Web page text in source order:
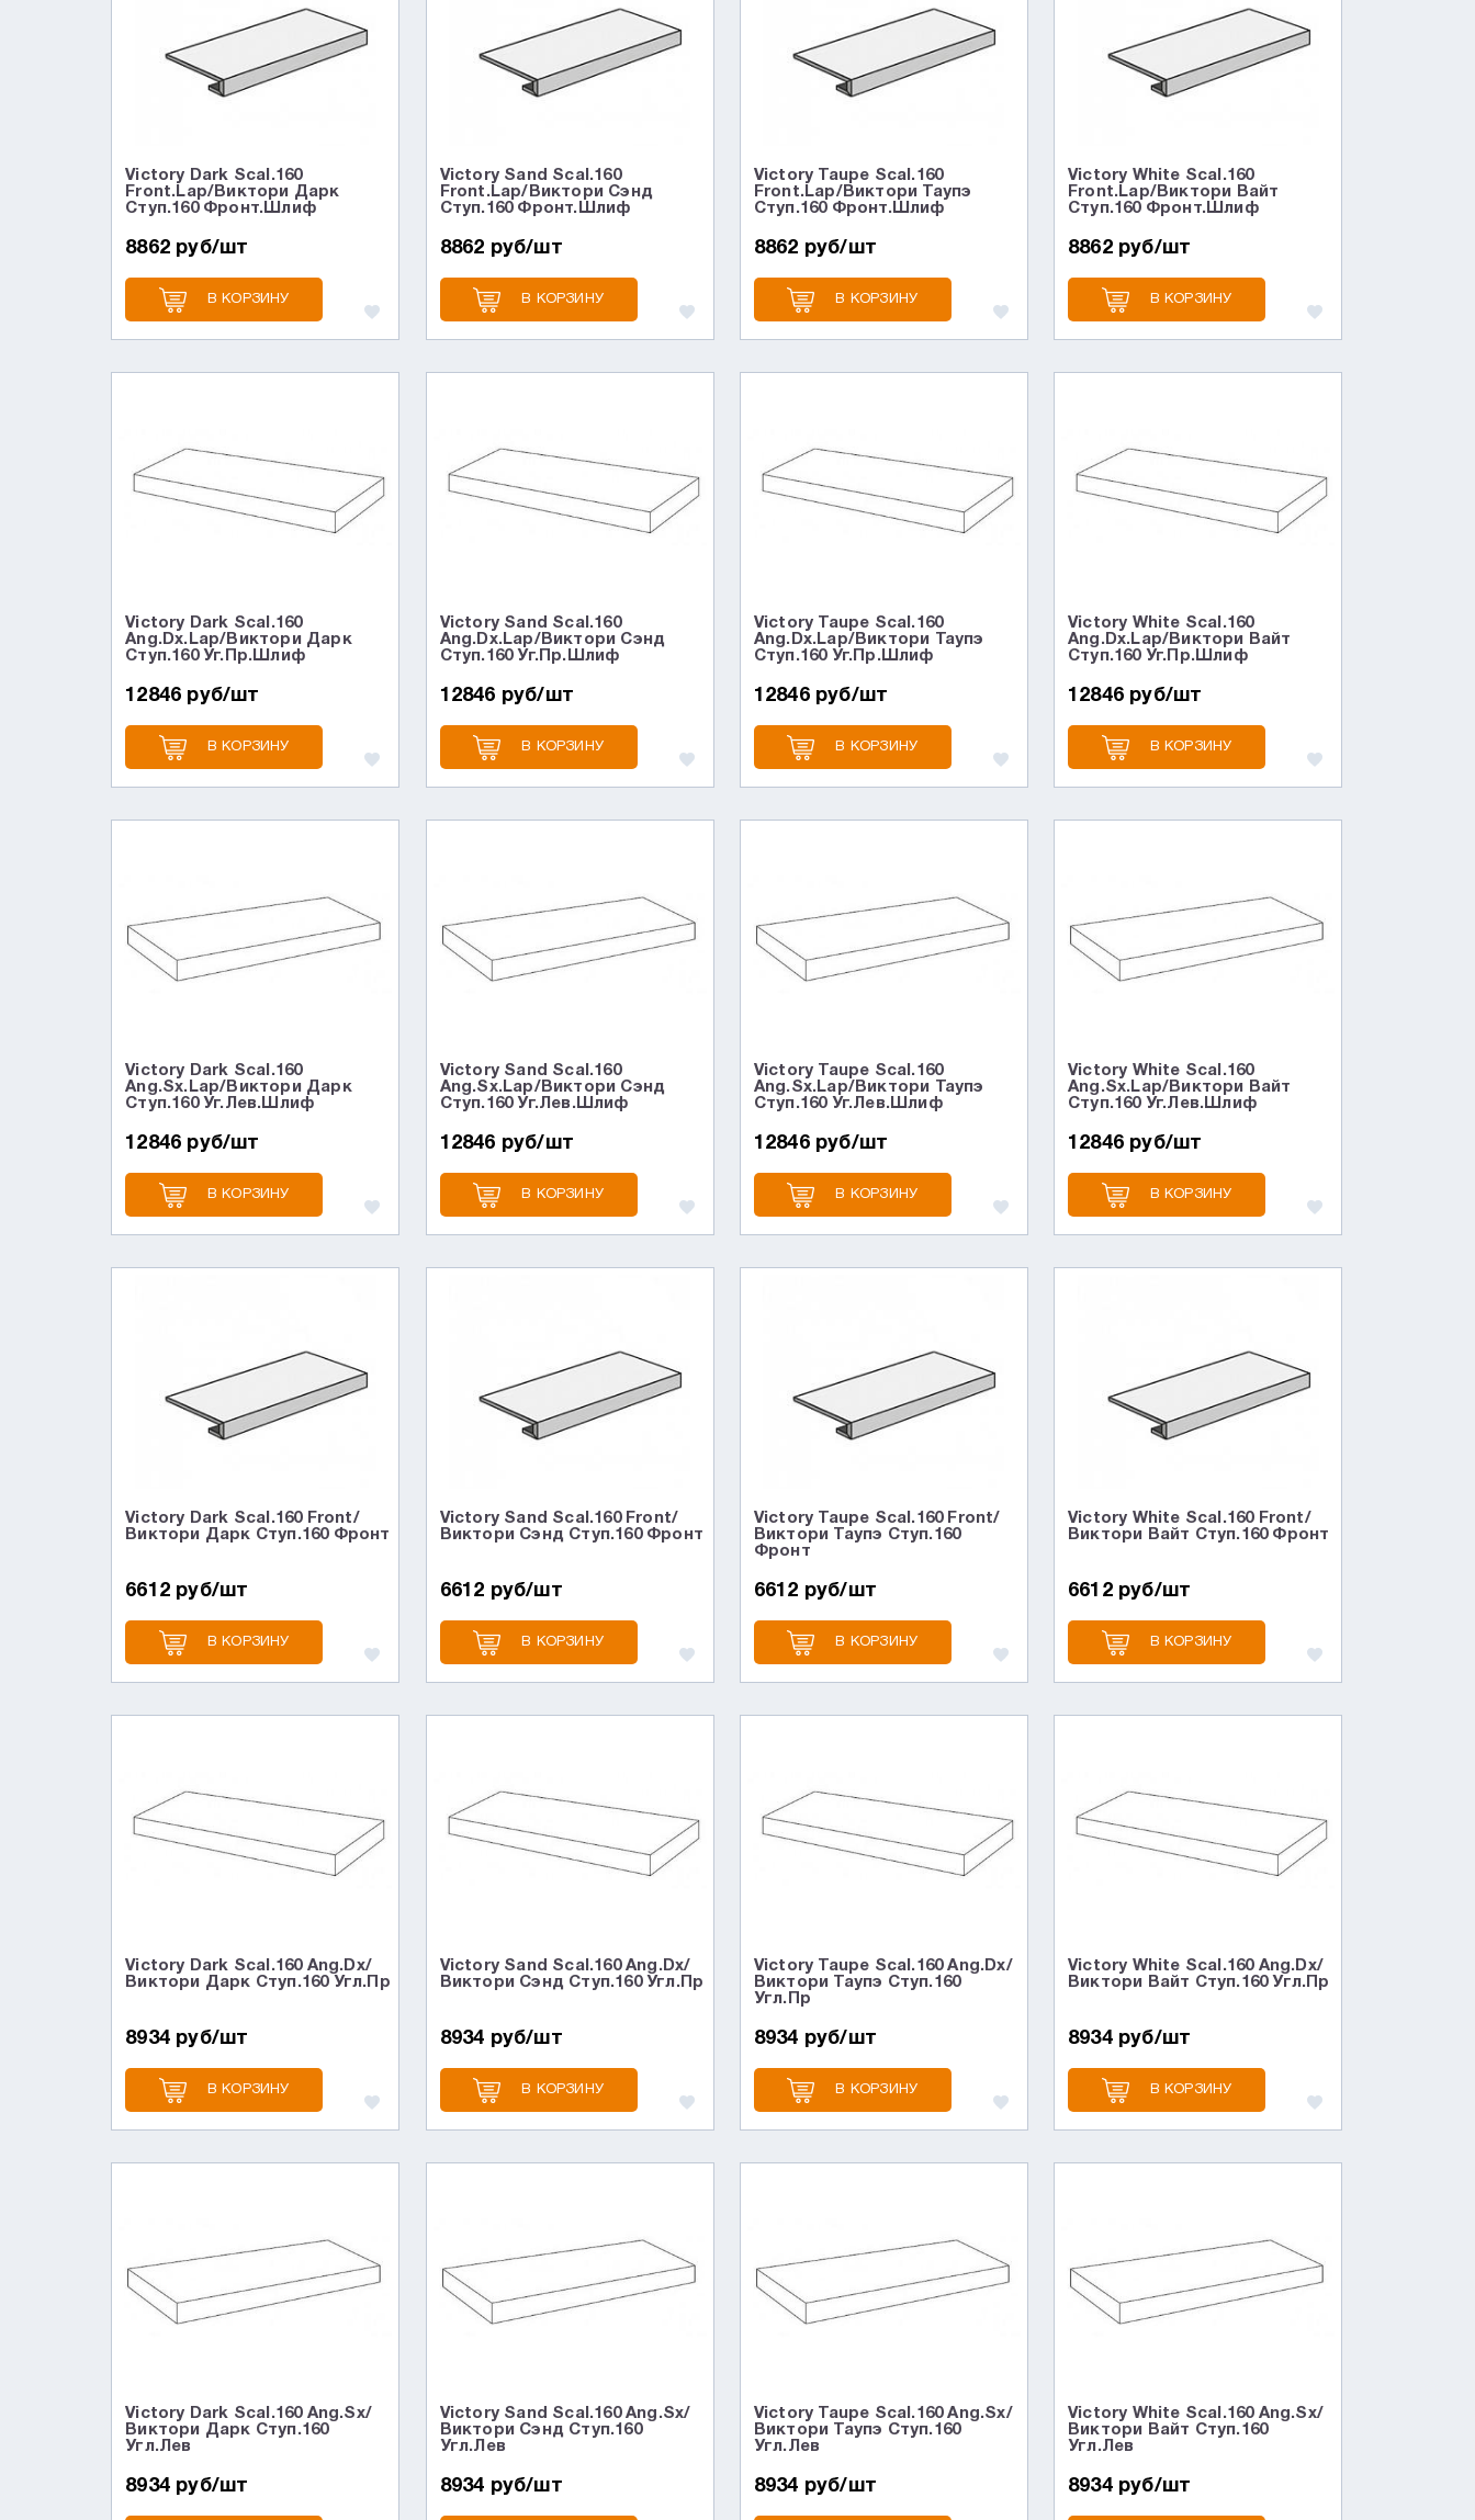
Victory Dark Scal.160
Front.Lap/Виктори Дарк
Ступ.160 Фронт.Шлиф
8862 руб/шт
В КОРЗИНУ
Victory Sand Scal.160
Front.Lap/Виктори Сэнд
Ступ.160 Фронт.Шлиф
8862 руб/шт
В КОРЗИНУ
Victory Taupe Scal.160
Front.Lap/Виктори Таупэ
Ступ.160 Фронт.Шлиф
8862 руб/шт
В КОРЗИНУ
Victory White Scal.160
Front.Lap/Виктори Вайт
Ступ.160 Фронт.Шлиф
8862 руб/шт
В КОРЗИНУ
Victory Dark Scal.160
Ang.Dx.Lap/Виктори Дарк
Ступ.160 Уг.Пр.Шлиф
12846 руб/шт
В КОРЗИНУ
Victory Sand Scal.160
Ang.Dx.Lap/Виктори Сэнд
Ступ.160 Уг.Пр.Шлиф
12846 руб/шт
В КОРЗИНУ
Victory Taupe Scal.160
Ang.Dx.Lap/Виктори Таупэ
Ступ.160 Уг.Пр.Шлиф
12846 руб/шт
В КОРЗИНУ
Victory White Scal.160
Ang.Dx.Lap/Виктори Вайт
Ступ.160 Уг.Пр.Шлиф
12846 руб/шт
В КОРЗИНУ
Victory Dark Scal.160
Ang.Sx.Lap/Виктори Дарк
Ступ.160 Уг.Лев.Шлиф
12846 руб/шт
В КОРЗИНУ
Victory Sand Scal.160
Ang.Sx.Lap/Виктори Сэнд
Ступ.160 Уг.Лев.Шлиф
12846 руб/шт
В КОРЗИНУ
Victory Taupe Scal.160
Ang.Sx.Lap/Виктори Таупэ
Ступ.160 Уг.Лев.Шлиф
12846 руб/шт
В КОРЗИНУ
Victory White Scal.160
Ang.Sx.Lap/Виктори Вайт
Ступ.160 Уг.Лев.Шлиф
12846 руб/шт
В КОРЗИНУ
Victory Dark Scal.160 Front/
Виктори Дарк Ступ.160 Фронт
6612 руб/шт
В КОРЗИНУ
Victory Sand Scal.160 Front/
Виктори Сэнд Ступ.160 Фронт
6612 руб/шт
В КОРЗИНУ
Victory Taupe Scal.160 Front/
Виктори Таупэ Ступ.160
Фронт
6612 руб/шт
В КОРЗИНУ
Victory White Scal.160 Front/
Виктори Вайт Ступ.160 Фронт
6612 руб/шт
В КОРЗИНУ
Victory Dark Scal.160 Ang.Dx/
Виктори Дарк Ступ.160 Угл.Пр
8934 руб/шт
В КОРЗИНУ
Victory Sand Scal.160 Ang.Dx/
Виктори Сэнд Ступ.160 Угл.Пр
8934 руб/шт
В КОРЗИНУ
Victory Taupe Scal.160 Ang.Dx/
Виктори Таупэ Ступ.160
Угл.Пр
8934 руб/шт
В КОРЗИНУ
Victory White Scal.160 Ang.Dx/
Виктори Вайт Ступ.160 Угл.Пр
8934 руб/шт
В КОРЗИНУ
Victory Dark Scal.160 Ang.Sx/
Виктори Дарк Ступ.160
Угл.Лев
8934 руб/шт
Victory Sand Scal.160 Ang.Sx/
Виктори Сэнд Ступ.160
Угл.Лев
8934 руб/шт
Victory Taupe Scal.160 Ang.Sx/
Виктори Таупэ Ступ.160
Угл.Лев
8934 руб/шт
Victory White Scal.160 Ang.Sx/
Виктори Вайт Ступ.160
Угл.Лев
8934 руб/шт